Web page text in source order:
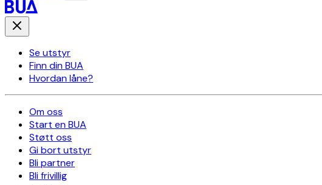
Se utstyr
Finn din BUA
Hvordan låne?
Om oss
Start en BUA
Støtt oss
Gi bort utstyr
Bli partner
Bli frivillig